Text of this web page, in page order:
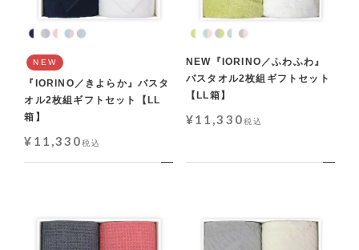
NEW
『IORINO／きよらか』バスタ
オル2枚組ギフトセット【LL
箱】
¥ 11,330税込
NEW『IORINO／ふわふわ』
バスタオル2枚組ギフトセット
【LL箱】
¥11,330税込